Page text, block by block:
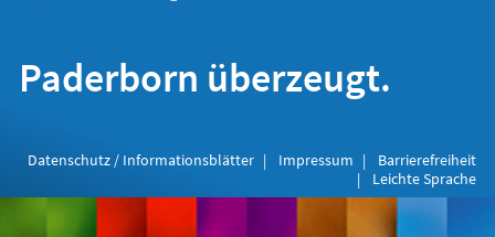
Paderborn überzeugt.
Datenschutz / Informationsblätter Impressum
Barrierefreiheit
Leichte Sprache